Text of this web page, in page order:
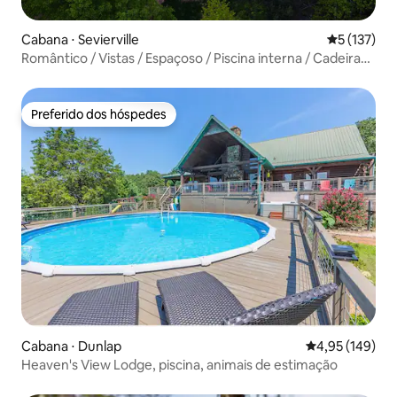
Cabana ⋅ Sevierville 5 de uma
5 (137)
Romântico / Vistas / Espaçoso / Piscina interna / Cadeira
Preferido dos hóspedes
Preferido dos hóspedes
Cabana ⋅ Dunlap 4,95 de uma
4,95 (149)
Heaven's View Lodge, piscina, animais de estimação